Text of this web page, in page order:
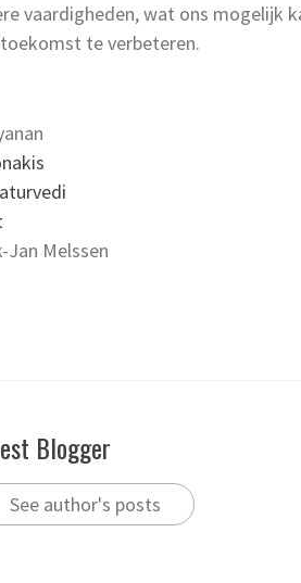
vaardigheden, wat ons mogelijk
te verbeteren.
Jan Melssen
Blogger
See author's posts